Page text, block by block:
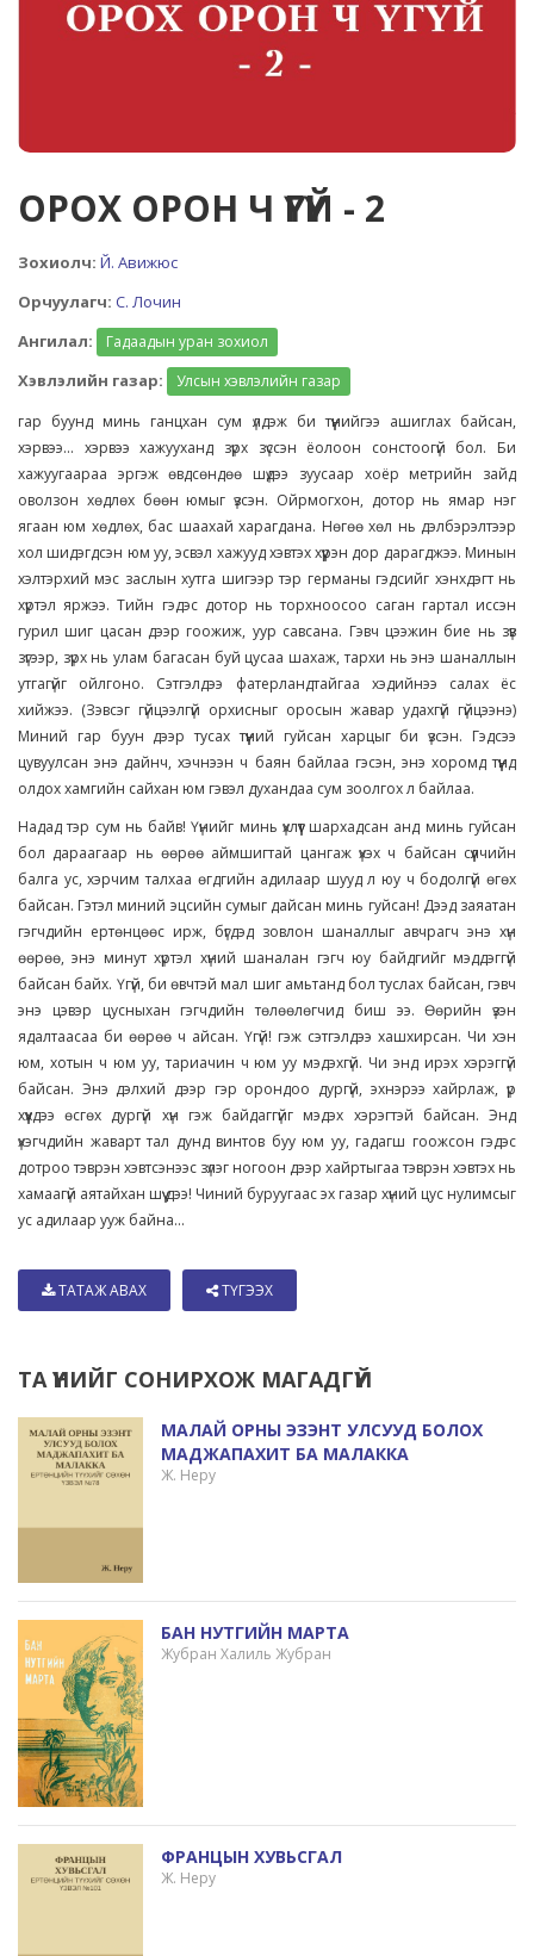
ОРОХ ОРОН Ч ҮГҮЙ - 2
Зохиолч: Й. Авижюс
Орчуулагч: С. Лочин
Ангилал:
Гадаадын уран зохиол
Хэвлэлийн газар:
Улсын хэвлэлийн газар
гар буунд минь ганцхан сум үлдэж би түүнийгээ ашиглах байсан,
хэрвээ... хэрвээ хажууханд зүрх зүссэн ёолоон сонстоогүй бол. Би
хажуугаараа эргэж өвдсөндөө шүдээ зуусаар хоёр метрийн зайд
оволзон хөдлөх бөөн юмыг үзсэн. Ойрмогхон, дотор нь ямар нэг
ягаан юм хөдлөх, бас шаахай харагдана. Нөгөө хөл нь дэлбэрэлтээр
хол шидэгдсэн юм уу, эсвэл хажууд хэвтэх хүүрэн дор дарагджээ. Минын
хэлтэрхий мэс заслын хутга шигээр тэр германы гэдсийг хэнхдэгт нь
хүртэл яржээ. Тийн гэдэс дотор нь торхноосоо саган гартал иссэн
гурил шиг цасан дээр гоожиж, уур савсана. Гэвч цээжин бие нь зүв
зүгээр, зүрх нь улам багасан буй цусаа шахаж, тархи нь энэ шаналлын
утгагүйг ойлгоно. Сэтгэлдээ фатерландтайгаа хэдийнээ салах ёс
хийжээ. (Зэвсэг гүйцээлгүй орхисныг оросын жавар удахгүй гүйцээнэ)
Миний гар буун дээр тусах түүний гуйсан харцыг би үзсэн. Гэдсээ
цувуулсан энэ дайнч, хэчнээн ч баян байлаа гэсэн, энэ хоромд түүнд
олдох хамгийн сайхан юм гэвэл духандаа сум зоолгох л байлаа.
Надад тэр сум нь байв! Үүнийг минь үхлүүт шархадсан анд минь гуйсан
бол дараагаар нь өөрөө аймшигтай цангаж үхэх ч байсан сүүлчийн
балга ус, хэрчим талхаа өгдгийн адилаар шууд л юу ч бодолгүй өгөх
байсан. Гэтэл миний эцсийн сумыг дайсан минь гуйсан! Дээд заяатан
гэгчдийн ертөнцөөс ирж, бүгдэд зовлон шаналлыг авчрагч энэ хүн
өөрөө, энэ минут хүртэл хүний шаналан гэгч юу байдгийг мэддэггүй
байсан байх. Үгүй, би өвчтэй мал шиг амьтанд бол туслах байсан, гэвч
энэ цэвэр цусныхан гэгчдийн төлөөлөгчид биш ээ. Өөрийн үзэн
ядалтаасаа би өөрөө ч айсан. Үгүй! гэж сэтгэлдээ хашхирсан. Чи хэн
юм, хотын ч юм уу, тариачин ч юм уу мэдэхгүй. Чи энд ирэх хэрэггүй
байсан. Энэ дэлхий дээр гэр орондоо дургүй, эхнэрээ хайрлаж, үр
хүүхдээ өсгөх дургүй хүн гэж байдаггүйг мэдэх хэрэгтэй байсан. Энд
үхэгчдийн жаварт тал дунд винтов буу юм уу, гадагш гоожсон гэдэс
дотроо тэврэн хэвтсэнээс зүлэг ногоон дээр хайртыгаа тэврэн хэвтэх нь
хамаагүй аятайхан шүү дээ! Чиний буруугаас эх газар хүний цус нулимсыг
ус адилаар ууж байна...
ТАТАЖ АВАХ ТҮГЭЭХ
ТА ҮҮНИЙГ СОНИРХОЖ МАГАДГҮЙ
МАЛАЙ ОРНЫ ЭЗЭНТ УЛСУУД БОЛОХ
МАДЖАПАХИТ БА МАЛАККА
Ж. Неру
БАН НУТГИЙН МАРТА
Жубран Халиль Жубран
ФРАНЦЫН ХУВЬСГАЛ
Ж. Неру